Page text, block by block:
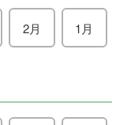
2月 1月